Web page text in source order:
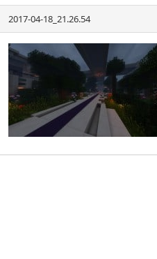
2017-04-18_21.26.54